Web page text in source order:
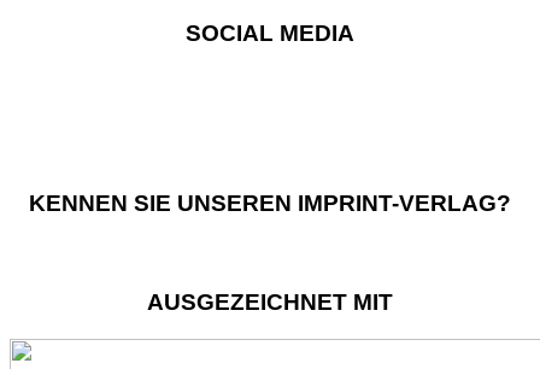
SOCIAL MEDIA
KENNEN SIE UNSEREN IMPRINT-VERLAG?
AUSGEZEICHNET MIT